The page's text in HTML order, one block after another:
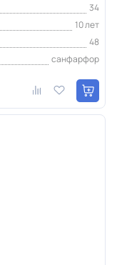
34
10 лет
48
санфарфор